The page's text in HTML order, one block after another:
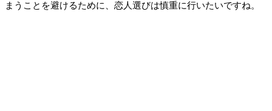
まうことを避けるために、恋人選びは慎重に行いたいですね。